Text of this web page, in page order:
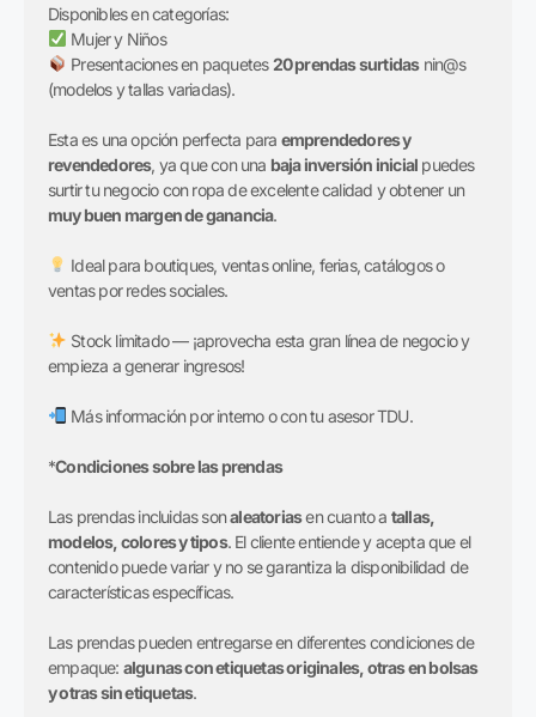
Disponibles en categorías:
Mujer y Niños
Presentaciones en paquetes20 prendas surtidasnin@s
(modelos y tallas variadas).
Esta es una opción perfecta para emprendedores y
revendedores, ya que con una baja inversión inicial puedes
surtir tu negocio con ropa de excelente calidad y obtener un
muy buen margen de ganancia.
Ideal para boutiques, ventas online, ferias, catálogos o
ventas por redes sociales.
Stock limitado — ¡aprovecha esta gran línea de negocio y
empieza a generar ingresos!
Más información por interno o con tu asesor TDU.
*Condiciones sobre las prendas
Las prendas incluidas sonaleatoriasen cuanto a tallas,
modelos, colores y tipos. El cliente entiende y acepta que el
contenido puede variar y no se garantiza la disponibilidad de
características específicas.
Las prendas pueden entregarse en diferentes condiciones de
empaque: algunas con etiquetas originales, otras en bolsas
y otras sin etiquetas.